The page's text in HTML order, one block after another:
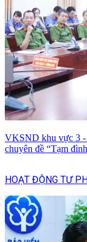
VKSND khu vực 3 -
chuyên đề “Tạm
HOẠT ĐỘNG TƯ